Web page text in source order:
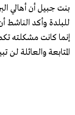
بنت جبيل أن أهالي
للبلدة وأكد
إنما كانت مشكلته
المتابعة والعائلة لن